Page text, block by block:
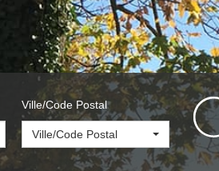
Ville/Code Postal
Ville/Code Postal